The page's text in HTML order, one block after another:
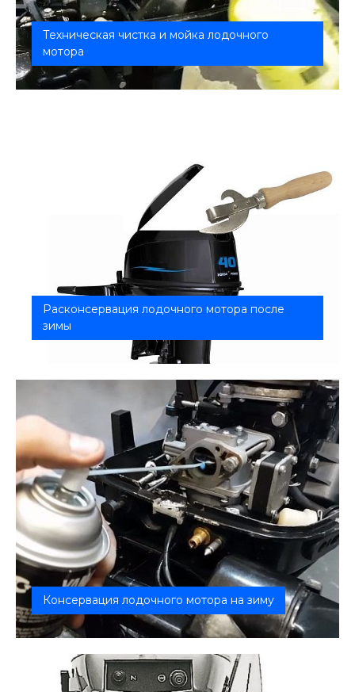
Техническая чистка и мойка лодочного
мотора
Верните своему лодочному мотору заводской
Расконсервация лодочного мотора после
зимы
Перезимовавший лодочный мотор – снова в деле!
Консервация лодочного мотора на зиму
Подготовьте ваш лодочный мотор к зимнему